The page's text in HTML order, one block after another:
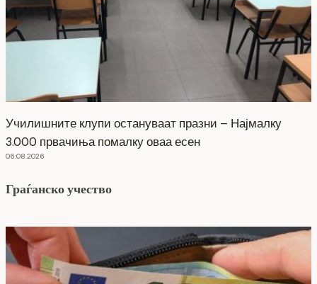
Училишните клупи остануваат празни – Најмалку
3.000 првачиња помалку оваа есен
06.08.2026
Граѓанско учество